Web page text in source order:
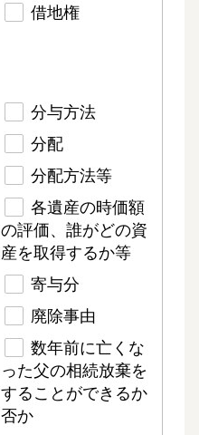
借地権
分与方法
分配
分配方法等
各遺産の時価額
の評価、誰がどの資
産を取得するか等
寄与分
廃除事由
数年前に亡くな
った父の相続放棄を
することができるか
否か